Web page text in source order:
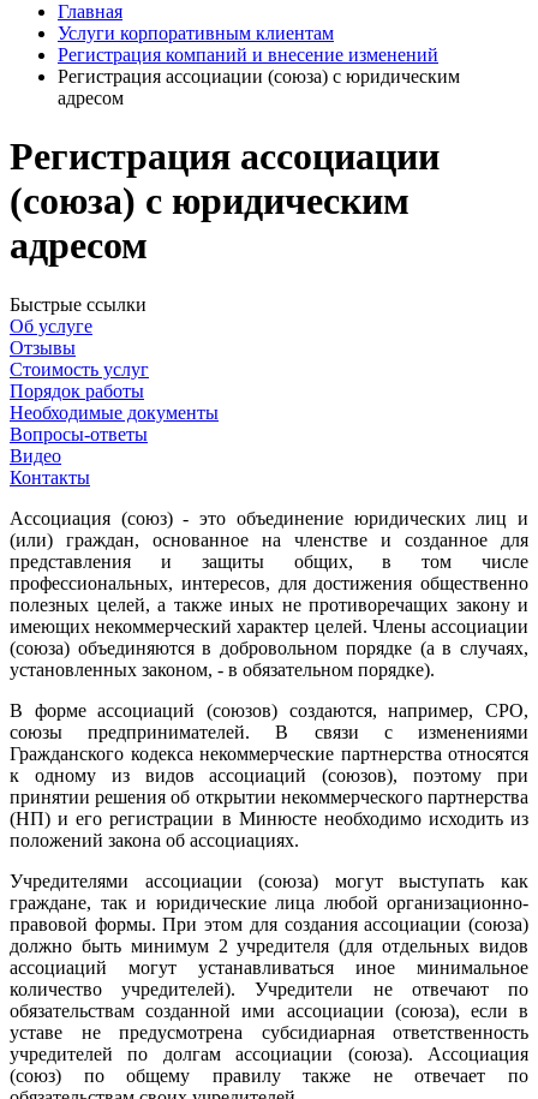
Главная
Услуги корпоративным клиентам
Регистрация компаний и внесение изменений
Регистрация ассоциации (союза) с юридическим
адресом
Регистрация ассоциации
(союза) с юридическим
адресом
Быстрые ссылки
Об услуге
Отзывы
Стоимость услуг
Порядок работы
Необходимые документы
Вопросы-ответы
Видео
Контакты
Ассоциация (союз) - это объединение юридических лиц и
(или) граждан, основанное на членстве и созданное для
представления и защиты общих, в том числе
профессиональных, интересов, для достижения общественно
полезных целей, а также иных не противоречащих закону и
имеющих некоммерческий характер целей. Члены ассоциации
(союза) объединяются в добровольном порядке (а в случаях,
установленных законом, - в обязательном порядке).
В форме ассоциаций (союзов) создаются, например, СРО,
союзы предпринимателей. В связи с изменениями
Гражданского кодекса некоммерческие партнерства относятся
к одному из видов ассоциаций (союзов), поэтому при
принятии решения об открытии некоммерческого партнерства
(НП) и его регистрации в Минюсте необходимо исходить из
положений закона об ассоциациях.
Учредителями ассоциации (союза) могут выступать как
граждане, так и юридические лица любой организационно-
правовой формы. При этом для создания ассоциации (союза)
должно быть минимум 2 учредителя (для отдельных видов
ассоциаций могут устанавливаться иное минимальное
количество учредителей). Учредители не отвечают по
обязательствам созданной ими ассоциации (союза), если в
уставе не предусмотрена субсидиарная ответственность
учредителей по долгам ассоциации (союза). Ассоциация
(союз) по общему правилу также не отвечает по